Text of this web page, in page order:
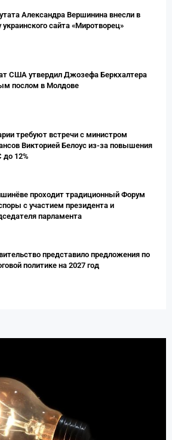
Александра Вершинина внесли в
украинского сайта «Миротворец»
США утвердил Джозефа Беркхалтера
послом в Молдове
требуют встречи с министром
Викторией Белоус из-за повышения
12%
проходит традиционный Форум
с участием президента и
парламента
представило предложения по
политике на 2027 год